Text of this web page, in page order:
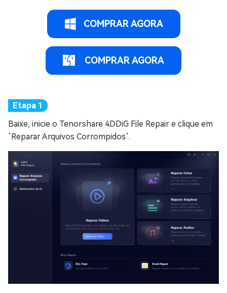
COMPRAR AGORA
COMPRAR AGORA
Baixe, inicie o Tenorshare 4DDiG File Repair e clique em
‘Reparar Arquivos Corrompidos’.